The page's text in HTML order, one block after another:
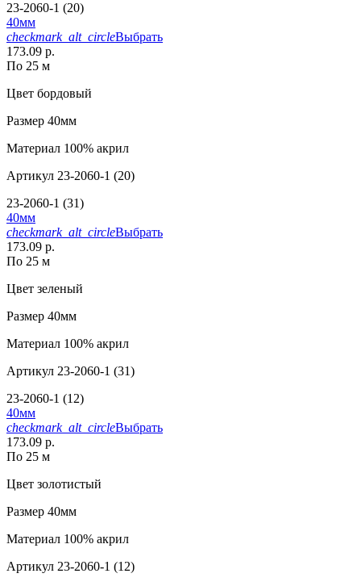
23-2060-1 (20)
40мм
checkmark_alt_circleВыбрать
173.09 р.
По 25 м
Цвет бордовый
Размер 40мм
Материал 100% акрил
Артикул 23-2060-1 (20)
23-2060-1 (31)
40мм
checkmark_alt_circleВыбрать
173.09 р.
По 25 м
Цвет зеленый
Размер 40мм
Материал 100% акрил
Артикул 23-2060-1 (31)
23-2060-1 (12)
40мм
checkmark_alt_circleВыбрать
173.09 р.
По 25 м
Цвет золотистый
Размер 40мм
Материал 100% акрил
Артикул 23-2060-1 (12)